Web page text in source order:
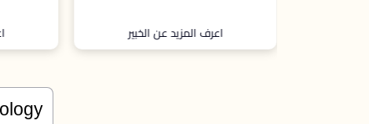
اعرف المزيد عن الخبير